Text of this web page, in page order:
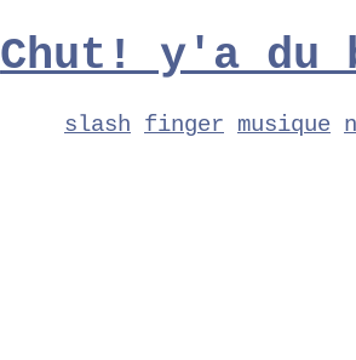
Chut! y'a
slash finger musique